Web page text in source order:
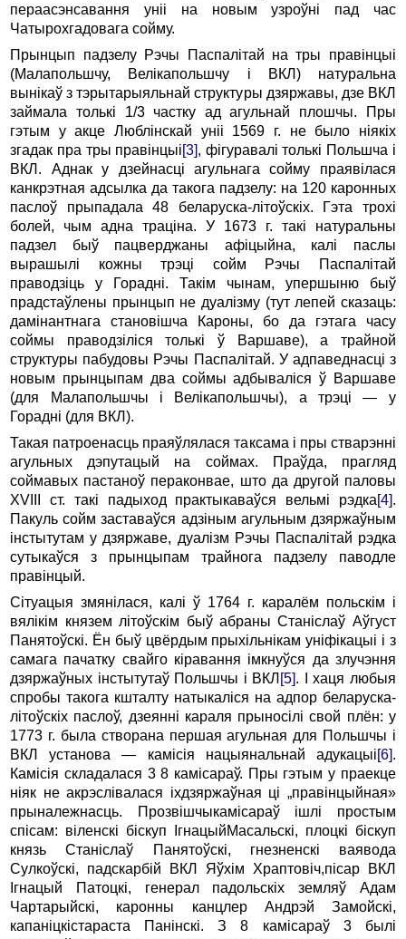
пераасэнсавання уніі на новым узроўні пад час
Чатырохгадовага сойму.
Прынцып падзелу Рэчы Паспалітай на тры правінцыі
(Малапольшчу, Велікапольшчу і ВКЛ) натуральна
вынікаў з тэрытарыяльнай структуры дзяржавы, дзе ВКЛ
займала толькі 1/3 частку ад агульнай плошчы. Пры
гэтым у акце Люблінскай уніі 1569 г. не было ніякіх
згадак пра тры правінцыі[3], фігуравалі толькі Польшча і
ВКЛ. Аднак у дзейнасці агульнага сойму праявілася
канкрэтная адсылка да такога падзелу: на 120 каронных
паслоў прыпадала 48 беларуска-літоўскіх. Гэта трохі
болей, чым адна траціна. У 1673 г. такі натуральны
падзел быў пацверджаны афіцыйна, калі паслы
вырашылі кожны трэці сойм Рэчы Паспалітай
праводзіць у Горадні. Такім чынам, упершыню быў
прадстаўлены прынцып не дуалізму (тут лепей сказаць:
дамінантнага становішча Кароны, бо да гэтага часу
соймы праводзіліся толькі ў Варшаве), а трайной
структуры пабудовы Рэчы Паспалітай. У адпаведнасці з
новым прынцыпам два соймы адбываліся ў Варшаве
(для Малапольшчы і Велікапольшчы), а трэці — у
Горадні (для ВКЛ).
Такая патроенасць праяўлялася таксама і пры стварэнні
агульных дэпутацый на соймах. Праўда, прагляд
соймавых пастаноў пераконвае, што да другой паловы
XVIII ст. такі падыход практыкаваўся вельмі рэдка[4].
Пакуль сойм заставаўся адзіным агульным дзяржаўным
інстытутам у дзяржаве, дуалізм Рэчы Паспалітай рэдка
сутыкаўся з прынцыпам трайнога падзелу паводле
правінцый.
Сітуацыя змянілася, калі ў 1764 г. каралём польскім і
вялікім князем літоўскім быў абраны Станіслаў Аўгуст
Панятоўскі. Ён быў цвёрдым прыхільнікам уніфікацыі і з
самага пачатку свайго кіравання імкнуўся да злучэння
дзяржаўных інстытутаў Польшчы і ВКЛ [5]. І хаця любыя
спробы такога кшталту натыкаліся на адпор беларуска-
літоўскіх паслоў, дзеянні караля прыносілі свой плён: у
1773 г. была створана першая агульная для Польшчы і
ВКЛ установа — камісія нацыянальнай адукацыі[6].
Камісія складалася 3 8 камісараў. Пры гэтым у праекце
ніяк не акрэслівалася іхдзяржаўная ці „правінцыйная»
прыналежнасць. Прозвішчыкамісараў ішлі простым
спісам: віленскі біскуп ІгнацыйМасальскі, плоцкі біскуп
князь Станіслаў Панятоўскі, гнезненскі ваявода
Сулкоўскі, падскарбій ВКЛ Яўхім Храптовіч,пісар ВКЛ
Ігнацый Патоцкі, генерал падольскіх земляў Адам
Чартарыйскі, каронны канцлер Андрэй Замойскі,
капаніцкістараста Панінскі. З 8 камісараў 3 былі